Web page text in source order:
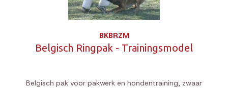
BKBRZM
Belgisch Ringpak - Trainingsmodel
Belgisch pak voor pakwerk en hondentraining, zwaar